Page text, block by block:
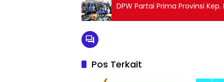
DPW Partai Prima Provinsi
Pos Terkait